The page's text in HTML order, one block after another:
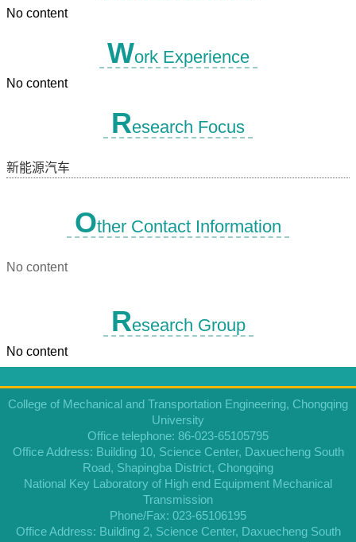
No content
Work Experience
No content
Research Focus
新能源汽车
Other Contact Information
No content
Research Group
No content
College of Mechanical and Transportation Engineering, Chongqing
University
Office telephone: 86-023-65105795
Office Address: Building 10, Science Center, Daxuecheng South
Road, Shapingba District, Chongqing
National Key Laboratory of High end Equipment Mechanical
Transmission
Phone/Fax: 023-65106195
Office Address: Building 2, Science Center, Daxuecheng South